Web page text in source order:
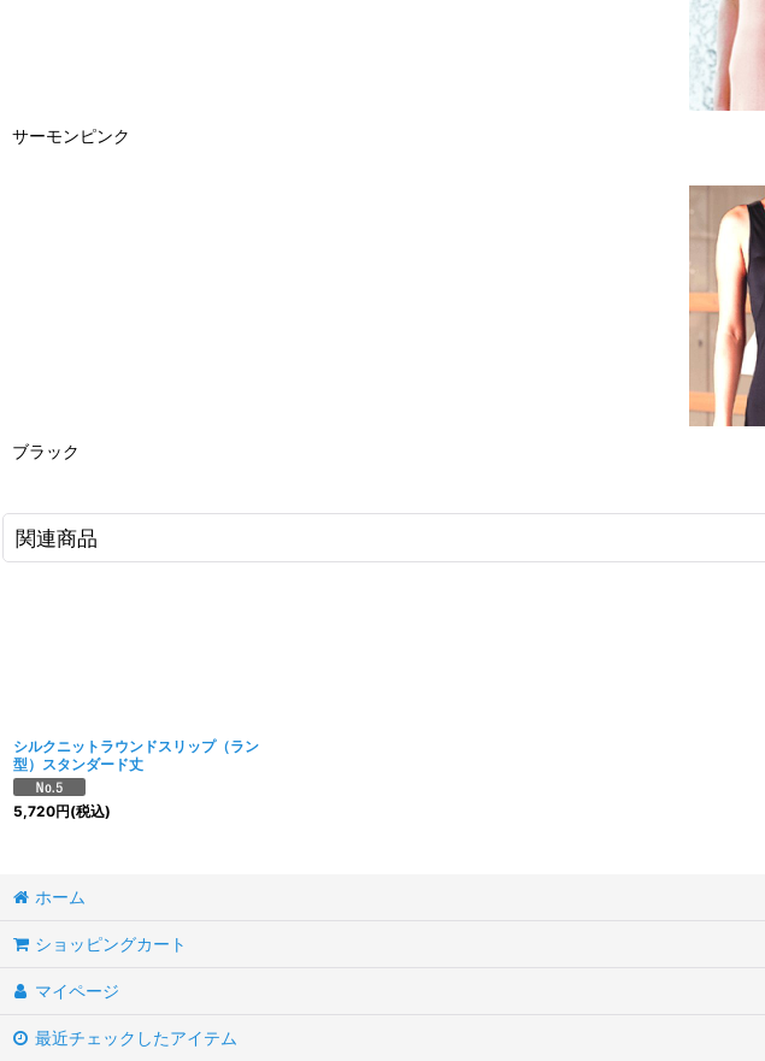
サーモンピンク
ブラック
関連商品
シルクニットラウンドスリップ（ラン
型）スタンダード丈
5,720円(税込)
ホーム
ショッピングカート
マイページ
最近チェックしたアイテム